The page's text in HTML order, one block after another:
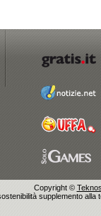
Copyright ©
supplemento